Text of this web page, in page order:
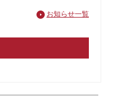
お知らせ一覧